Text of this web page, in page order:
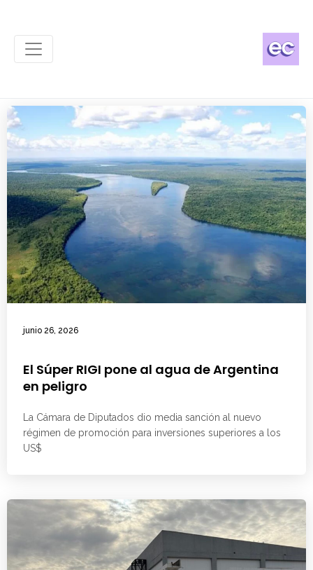
junio 26, 2026
El Súper RIGI pone al agua de Argentina
en peligro
La Cámara de Diputados dio media sanción al nuevo
régimen de promoción para inversiones superiores a los
US$